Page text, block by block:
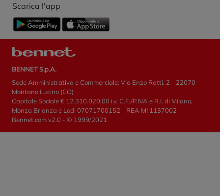
Scarica l'app
BENNET S.p.A.
Sede Amministrativa e Commerciale: Via Enzo Ratti, 2 - 22070
Montano Lucino (CO)
Capitale Sociale € 12.310.020,00 i.v. C.F./P.IVA e R.I. di Milano,
Monza Brianza e Lodi 07071700152 - REA MI 1137002 -
Bennet.com v2.0 - © 1999/2021